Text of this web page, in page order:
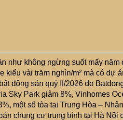
như không ngừng suốt mấy
kiểu vài trăm nghìn/m² mà có dự
động sản quý II/2026 do
Sky Park giảm 8%, Vinhomes
một số tòa tại Trung Hòa –
chung cư trung bình tại Hà Nội